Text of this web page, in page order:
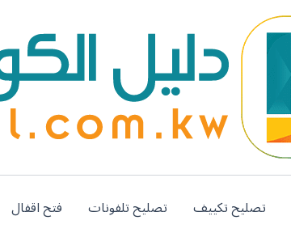
تصليح تكييف تصليح تلفونات فتح اقفال